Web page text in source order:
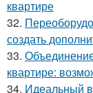
квартире
32.
создать
33.
квартире:
34. Идеальный